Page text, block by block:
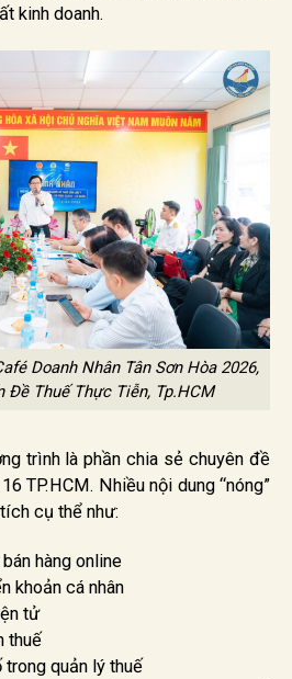
kinh doanh.
Tân Sơn Hòa 2026,
Đề Thuế Thực Tiễn, Tp.HCM
trình là phần chia sẻ chuyên đề
TP.HCM. Nhiều nội dung “nóng”
cụ thể như:
hàng online
khoản cá nhân
tử
thuế
quản lý thuế